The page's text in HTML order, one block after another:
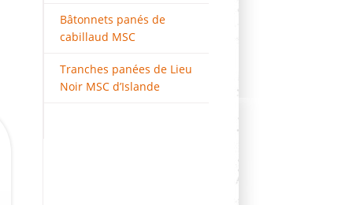
Bâtonnets panés de
cabillaud MSC
Tranches panées de Lieu
Noir MSC d’Islande